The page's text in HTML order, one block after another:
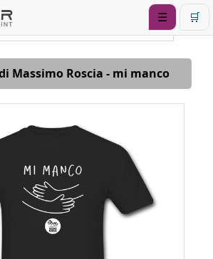
☰ 🛒
Massimo Roscia - mi manco